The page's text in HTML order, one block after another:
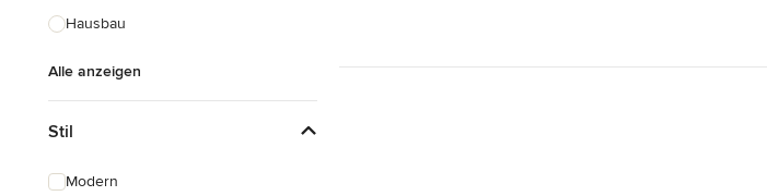
Hausbau
Alle anzeigen
Stil
Modern